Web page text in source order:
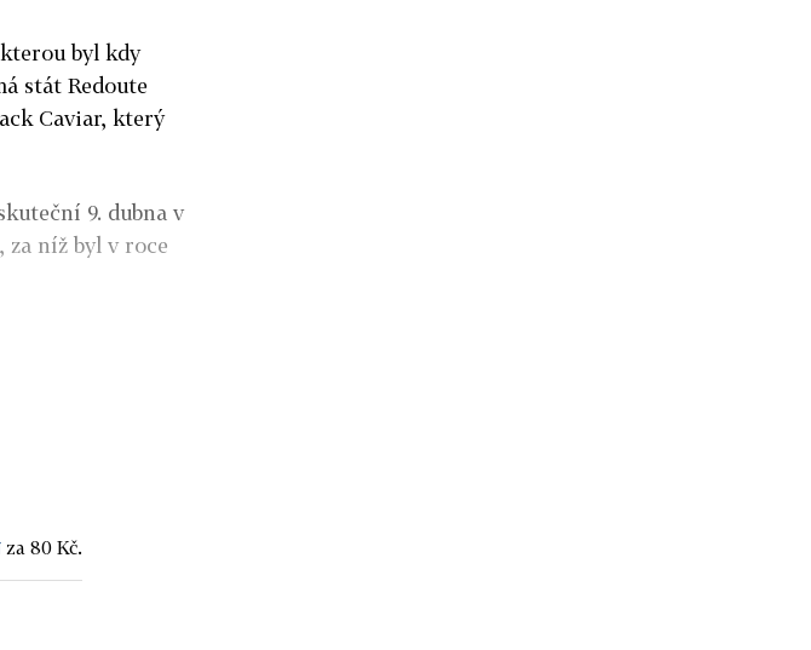
byl kdy
stát Redoute
Caviar, který
9. dubna v
za níž byl v roce
za 80 Kč.